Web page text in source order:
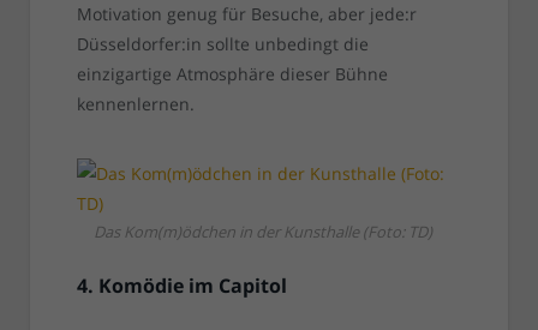
Motivation genug für Besuche, aber jede:r
Düsseldorfer:in sollte unbedingt die
einzigartige Atmosphäre dieser Bühne
kennenlernen.
Das Kom(m)ödchen in der Kunsthalle (Foto: TD)
4. Komödie im Capitol